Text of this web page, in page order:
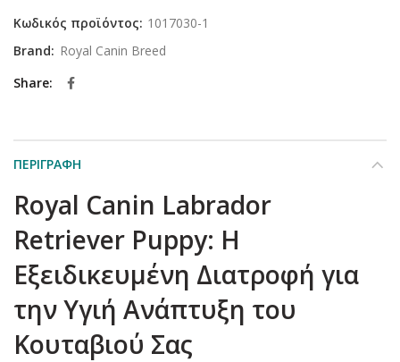
Κωδικός προϊόντος: 1017030-1
Brand: Royal Canin Breed
Share
ΠΕΡΙΓΡΑΦΉ
Royal Canin Labrador
Retriever Puppy: Η
Εξειδικευμένη Διατροφή για
την Υγιή Ανάπτυξη του
Κουταβιού Σας